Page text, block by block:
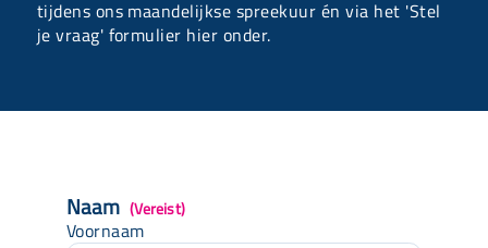
tijdens ons maandelijkse spreekuur én via het 'Stel
je vraag' formulier hier onder.
Naam (Vereist)
Voornaam